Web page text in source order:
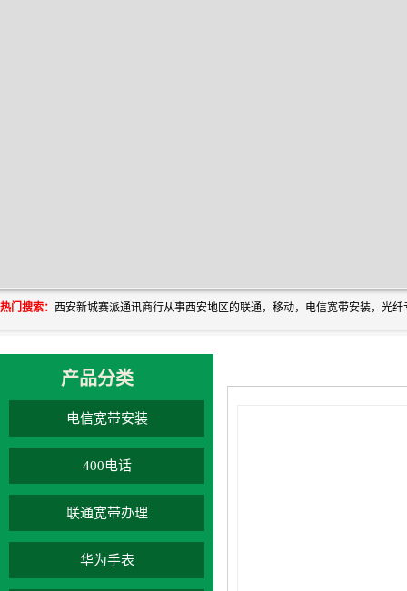
热门搜索：
产品分类
电信宽带安装
400电话
联通宽带办理
华为手表